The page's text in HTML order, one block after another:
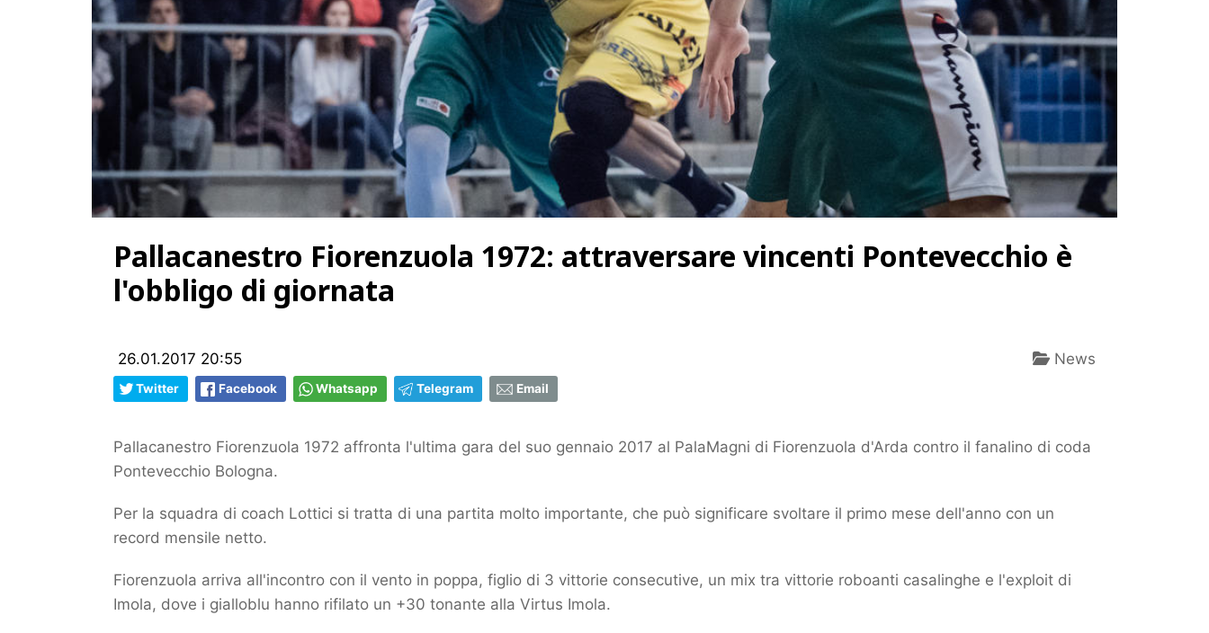
Pallacanestro Fiorenzuola 1972: attraversare vincenti Pontevecchio è
l'obbligo di giornata
26.01.2017 20:55 News
Twitter Facebook Whatsapp Telegram Email
Pallacanestro Fiorenzuola 1972 affronta l'ultima gara del suo gennaio 2017 al PalaMagni di Fiorenzuola d'Arda contro il fanalino di coda
Pontevecchio Bologna.
Per la squadra di coach Lottici si tratta di una partita molto importante, che può significare svoltare il primo mese dell'anno con un
record mensile netto.
Fiorenzuola arriva all'incontro con il vento in poppa, figlio di 3 vittorie consecutive, un mix tra vittorie roboanti casalinghe e l'exploit di
Imola, dove i gialloblu hanno rifilato un +30 tonante alla Virtus Imola.